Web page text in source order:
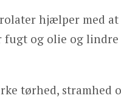
hjælper med at
fugt og olie og lindre
tørhed, stramhed